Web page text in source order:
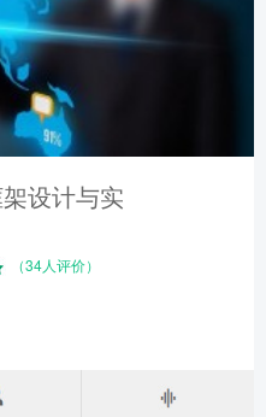
设计与实
（34人评价）